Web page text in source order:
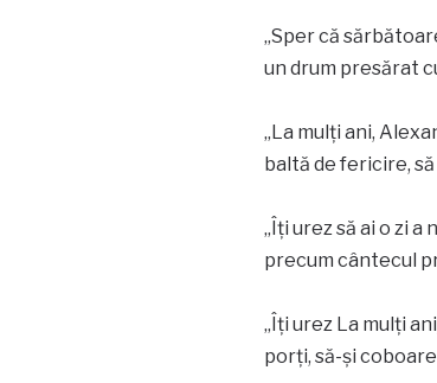
„Sper că
un drum presărat
„La mulți ani,
baltă de fericire,
„Îți urez să ai o zi
precum cântecul
„Îți urez La mulți
porți, să-și